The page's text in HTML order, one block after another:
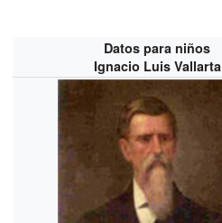
Datos para niños
Ignacio Luis Vallarta